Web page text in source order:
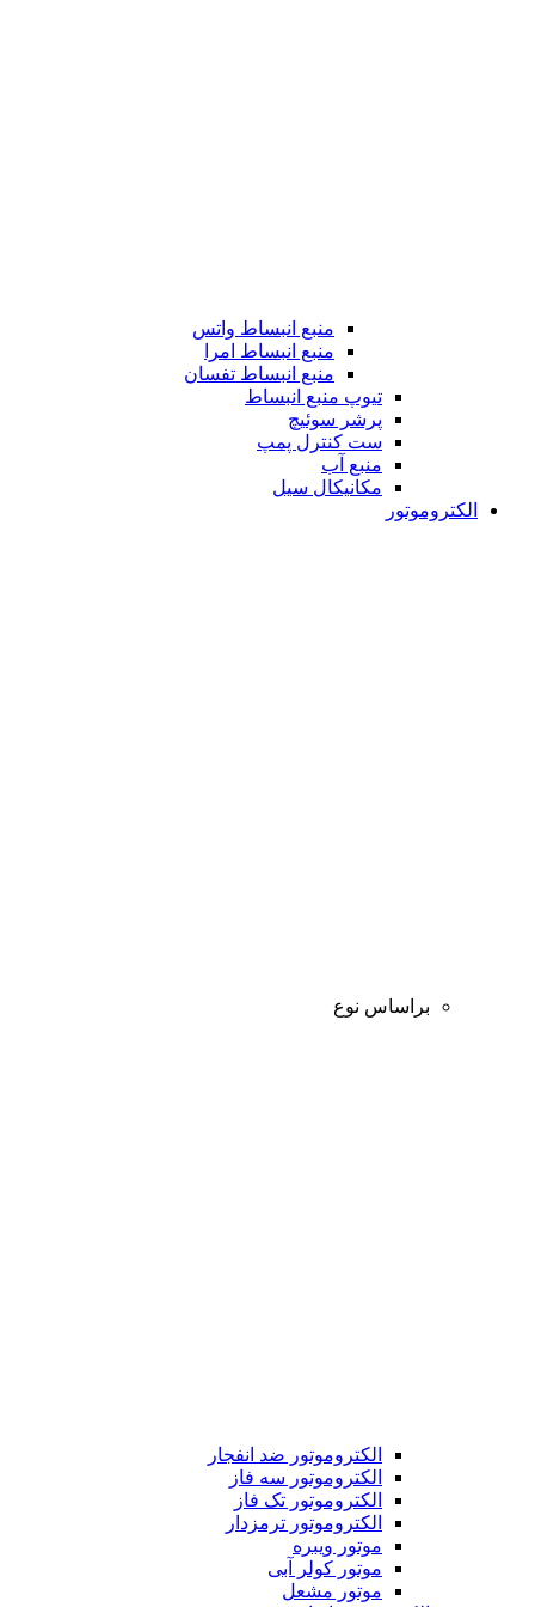
منبع انبساط واتس
منبع انبساط امرا
منبع انبساط تفسان
تیوپ منبع انبساط
پرشر سوئیچ
ست کنترل پمپ
منبع آب
مکانیکال سیل
الکتروموتور
براساس نوع
الکتروموتور ضد انفجار
الکتروموتور سه فاز
الکتروموتور تک فاز
الکتروموتور ترمزدار
موتور ویبره
موتور کولر آبی
موتور مشعل